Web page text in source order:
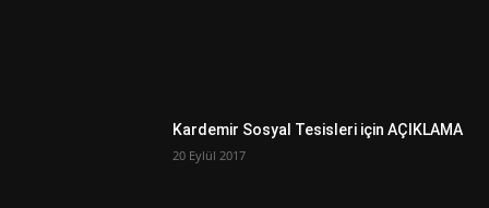
Kardemir Sosyal Tesisleri için AÇIKLAMA
20 Eylül 2017